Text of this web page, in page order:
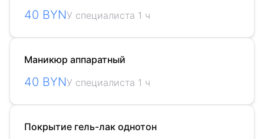
40 BYNУ специалиста 1 ч
Маникюр аппаратный
40 BYNУ специалиста 1 ч
Покрытие гель-лак однотон